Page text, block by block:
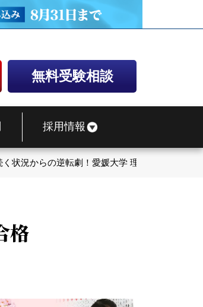
無料受験相談
採用情報
状況からの逆転劇！愛媛大学 理学部に合格
格